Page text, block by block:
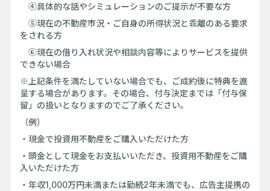
④具体的な話やシミュレーションのご提示が不要な方
⑤現在の不動産市況・ご自身の所得状況と乖離のある要求
をされる方
⑥現在の借り入れ状況や相談内容等によりサービスを提供
できない場合
※上記条件を満たしていない場合でも、ご成約後に特典を進
呈する場合があります。その場合、付与決定までは「付与保
留」の扱いとなりますのでご了承ください。
（例）
・現金で投資用不動産をご購入いただけた方
・頭金として現金をお支払いいただき、投資用不動産をご購
入いただけた方
・年収1,000万円未満または勤続2年未満でも、広告主提携の